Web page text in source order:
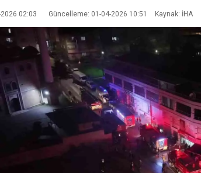
02:03 Güncelleme: 01-04-2026 10:51 Kaynak: İHA